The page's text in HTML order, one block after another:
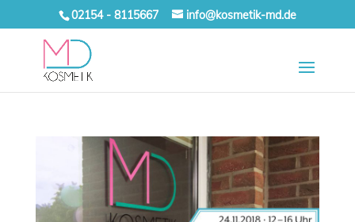
02154 - 8115667 info@kosmetik-md.de